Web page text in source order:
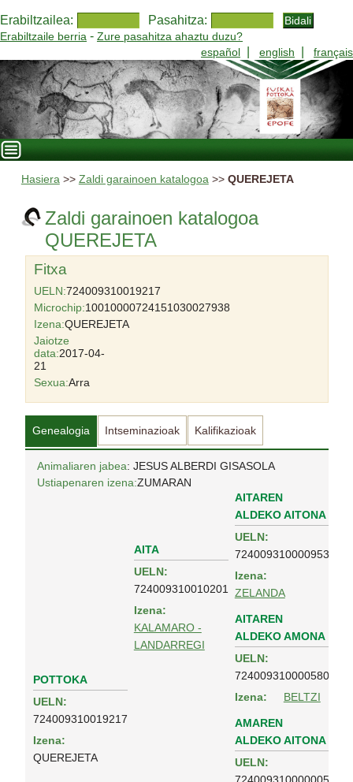
Erabiltzailea: Pasahitza:
Erabiltzaile berria - Zure pasahitza ahaztu duzu?
español
english français
Hasiera>> Zaldi garainoen katalogoa>> QUEREJETA
Zaldi garainoen katalogoa
QUEREJETA
Fitxa
UELN:724009310019217
Microchip:10010000724151030027938
Izena:QUEREJETA
Jaiotze
data:2017-04-
21
Sexua:Arra
Genealogia Intseminazioak Kalifikazioak
Animaliaren jabea: JESUS ALBERDI GISASOLA
Ustiapenaren izena:ZUMARAN
POTTOKA
UELN:
724009310019217
Izena:
QUEREJETA
AITA
UELN:
724009310010201
Izena:
KALAMARO -
LANDARREGI
AITAREN
ALDEKO AITONA
UELN:
724009310000953
Izena:
ZELANDA
AITAREN
ALDEKO AMONA
UELN:
724009310000580
Izena:
BELTZI
AMAREN
ALDEKO AITONA
UELN:
724009310000005